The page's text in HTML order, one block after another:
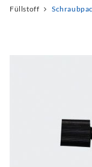
Füllstoff